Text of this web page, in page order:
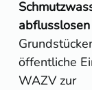
öffentliche
WAZV zur